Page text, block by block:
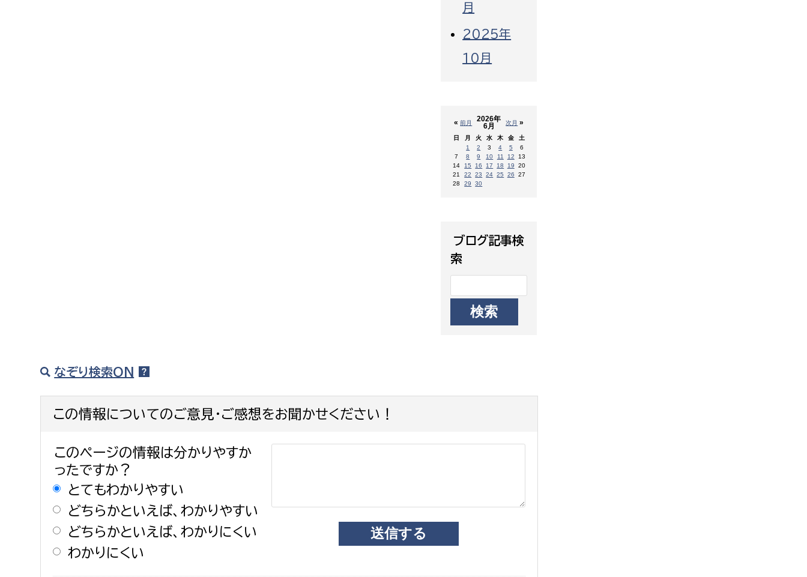
月
2025年
10月
«前月 次月 »
2026年
6月
日 月 火 水 木 金
土
1
2 3 4 5
6
7
8 9 10 11 12
13
14
15 16 17 18 19
20
21
22 23 24 25 26
27
28
29 30
ブログ記事検
索
なぞり検索ON
この情報についてのご意見・ご感想をお聞かせください！
このページの情報は分かりやすか
ったですか？
とてもわかりやすい
どちらかといえば、わかりやすい
どちらかといえば、わかりにくい
わかりにくい